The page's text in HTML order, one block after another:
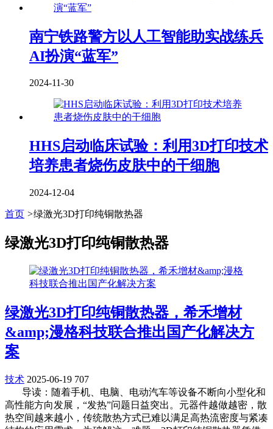
南宁铁路警方以人工智能助实战练兵
AI扮演“蓝军”
2024-11-30
HHS启动临床试验：利用3D打印技术
培养患者烧伤皮肤中的干细胞
2024-12-04
首页 >绿激光3D打印纯铜散热器
绿激光3D打印纯铜散热器
绿激光3D打印纯铜散热器，希禾增材
&amp;漫格科技联合推出国产化解决方
案
技术 2025-06-19 707
导读：随着手机、电脑、电动汽车等设备不断向小型化和
高性能方向发展，“发热”问题日益突出。元器件越做越密，散
热空间越来越小，传统散热方式已难以满足高热流密度与紧凑